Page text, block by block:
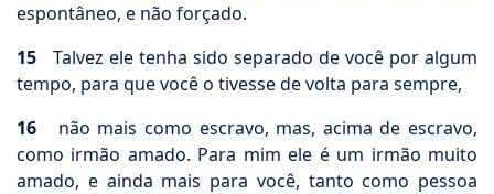
espontâneo, e não forçado.
15 Talvez ele tenha sido separado de você por algum
tempo, para que você o tivesse de volta para sempre,
16 não mais como escravo, mas, acima de escravo,
como irmão amado. Para mim ele é um irmão muito
amado, e ainda mais para você, tanto como pessoa